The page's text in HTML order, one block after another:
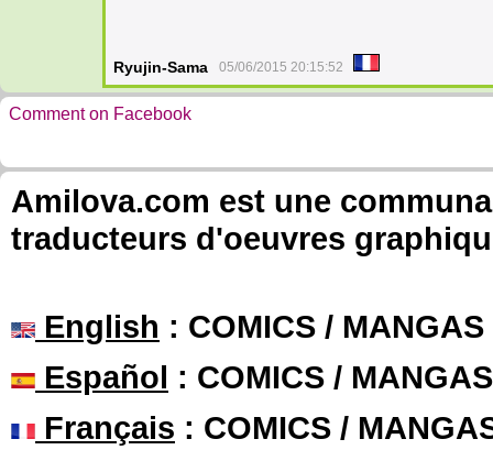
Ryujin-Sama 05/06/2015 20:15:52
Comment on Facebook
Amilova.com est une
traducteurs d'oeuvres
English : COMICS /
Español : COMICS /
Français : COMICS /